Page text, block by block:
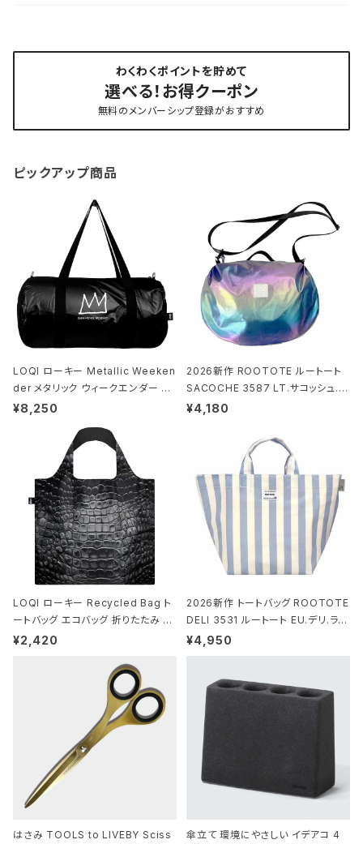
わくわくポイントを貯めて
選べる！お得クーポン
無料のメンバーシップ登録がおすすめ
ピックアップ商品
LOQI ローキー Metallic Weeken
der メタリック ウィークエンダー ボ
ストンバッグ ショルダーバッグ JEAN
ck ジャン=ミッシェル・バスキア/クラ
ウン ブラック
¥8,250
2026新作 ROOTOTE ルートート
SACOCHE 3587 LT.サコッシュ.ル
ミエ-B ショルダーバッグ グロスネイ
¥4,180
LOQI ローキー Recycled Bag ト
ートバッグ エコバッグ 折りたたみ 大
きめ 撥水加工 収納ポーチ CROCO
¥2,420
2026新作 トートバッグ ROOTOTE
DELI 3531 ルートート EU.デリ.ラミ
ネート-W サックス・ホワイト
¥4,950
はさみ TOOLS to LIVEBY Sciss
傘立て 環境にやさしい イデアコ 4